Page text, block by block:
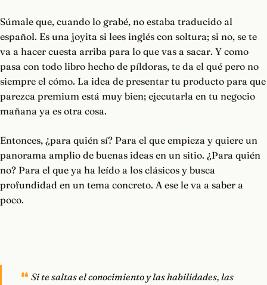
Súmale que, cuando lo grabé, no estaba traducido al
español. Es una joyita si lees inglés con soltura; si no, se te
va a hacer cuesta arriba para lo que vas a sacar. Y como
pasa con todo libro hecho de píldoras, te da el qué pero no
siempre el cómo. La idea de presentar tu producto para que
parezca premium está muy bien; ejecutarla en tu negocio
mañana ya es otra cosa.
Entonces, ¿para quién sí? Para el que empieza y quiere un
panorama amplio de buenas ideas en un sitio. ¿Para quién
no? Para el que ya ha leído a los clásicos y busca
profundidad en un tema concreto. A ese le va a saber a
poco.
Si te saltas el conocimiento y las habilidades, las